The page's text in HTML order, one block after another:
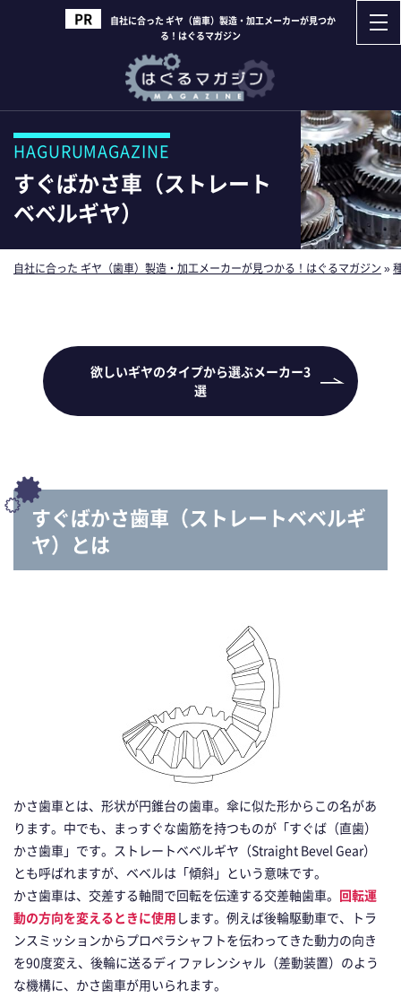
自社に合った ギヤ（歯車）製造・加工メーカーが見つか
る！はぐるマガジン
HAGURUMAGAZINE
すぐばかさ車（ストレート
ベベルギヤ）
自社に合った ギヤ（歯車）製造・加工メーカーが見つかる！はぐるマガジン »
欲しいギヤのタイプから選ぶメーカー3
選
すぐばかさ歯車（ストレートベベルギ
ヤ）とは
かさ歯車とは、形状が円錐台の歯車。傘に似た形からこの名があ
ります。中でも、まっすぐな歯筋を持つものが「すぐば（直歯）
かさ歯車」です。ストレートベベルギヤ（Straight Bevel Gear）
とも呼ばれますが、ベベルは「傾斜」という意味です。
かさ歯車は、交差する軸間で回転を伝達する交差軸歯車。 回転運
動の方向を変えるときに使用 します。例えば後輪駆動車で、トラ
ンスミッションからプロペラシャフトを伝わってきた動力の向き
を90度変え、後輪に送るディファレンシャル（差動装置）のよう
な機構に、かさ歯車が用いられます。